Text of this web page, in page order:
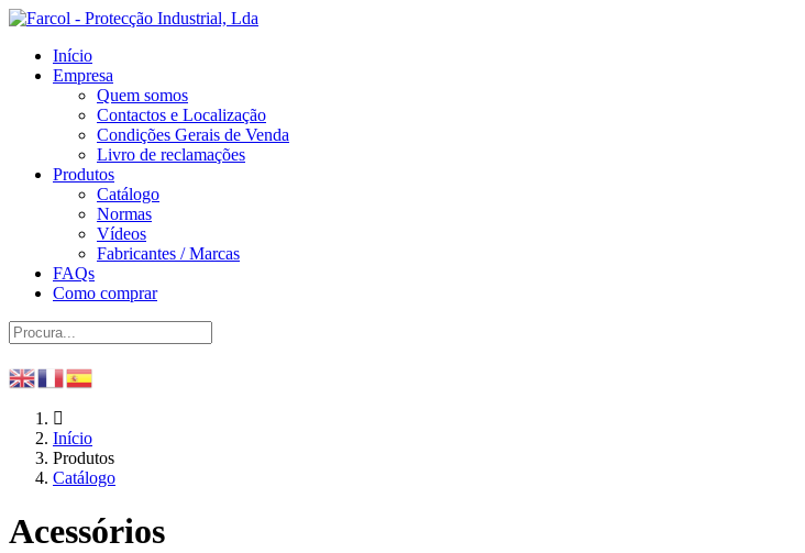
Início
Empresa
Quem somos
Contactos e Localização
Condições Gerais de Venda
Livro de reclamações
Produtos
Catálogo
Normas
Vídeos
Fabricantes / Marcas
FAQs
Como comprar
Início
Produtos
Catálogo
Acessórios